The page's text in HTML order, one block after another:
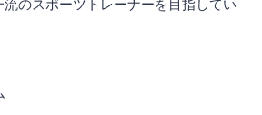
のスポーツトレーナーを目指してい